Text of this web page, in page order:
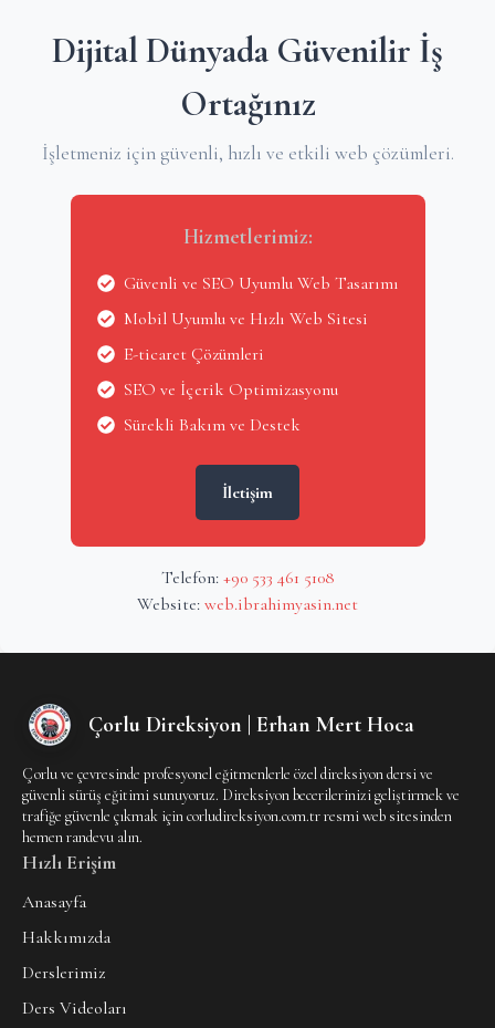
Dijital Dünyada Güvenilir İş
Ortağınız
İşletmeniz için güvenli, hızlı ve etkili web çözümleri.
Hizmetlerimiz:
Güvenli ve SEO Uyumlu Web Tasarımı
Mobil Uyumlu ve Hızlı Web Sitesi
E-ticaret Çözümleri
SEO ve İçerik Optimizasyonu
Sürekli Bakım ve Destek
İletişim
Telefon: +90 533 461 5108
Website: web.ibrahimyasin.net
Çorlu Direksiyon | Erhan Mert Hoca
Çorlu ve çevresinde profesyonel eğitmenlerle özel direksiyon dersi ve
güvenli sürüş eğitimi sunuyoruz. Direksiyon becerilerinizi geliştirmek ve
trafiğe güvenle çıkmak için corludireksiyon.com.tr resmi web sitesinden
hemen randevu alın.
Hızlı Erişim
Anasayfa
Hakkımızda
Derslerimiz
Ders Videoları